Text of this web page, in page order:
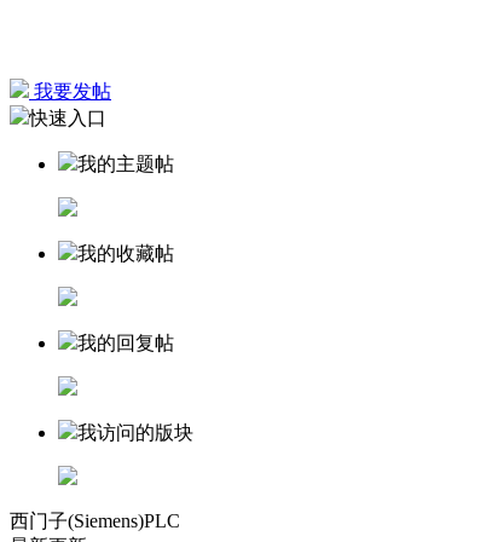
我要发帖
快速入口
我的主题帖
我的收藏帖
我的回复帖
我访问的版块
西门子(Siemens)PLC